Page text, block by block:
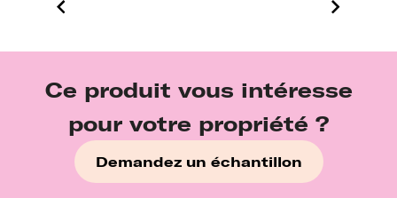
Ce produit vous intéresse
pour votre propriété ?
Demandez un échantillon